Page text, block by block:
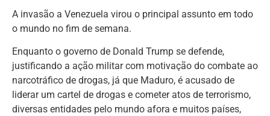
A invasão a Venezuela virou o principal assunto em todo
o mundo no fim de semana.
Enquanto o governo de Donald Trump se defende,
justificando a ação militar com motivação do combate ao
narcotráfico de drogas, já que Maduro, é acusado de
liderar um cartel de drogas e cometer atos de terrorismo,
diversas entidades pelo mundo afora e muitos países,